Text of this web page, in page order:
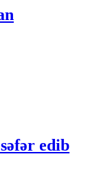
edib